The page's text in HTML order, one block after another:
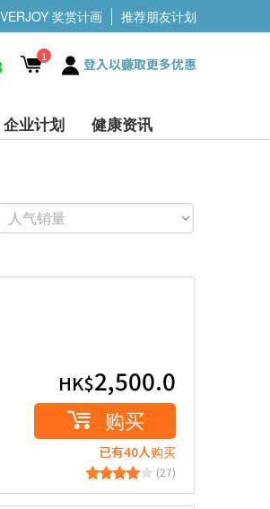
奖赏计画 推荐朋友计划
1 登入以赚取更多优惠
企业计划 健康资讯
HK$2,500.0
购买
已有40人购买
(27)